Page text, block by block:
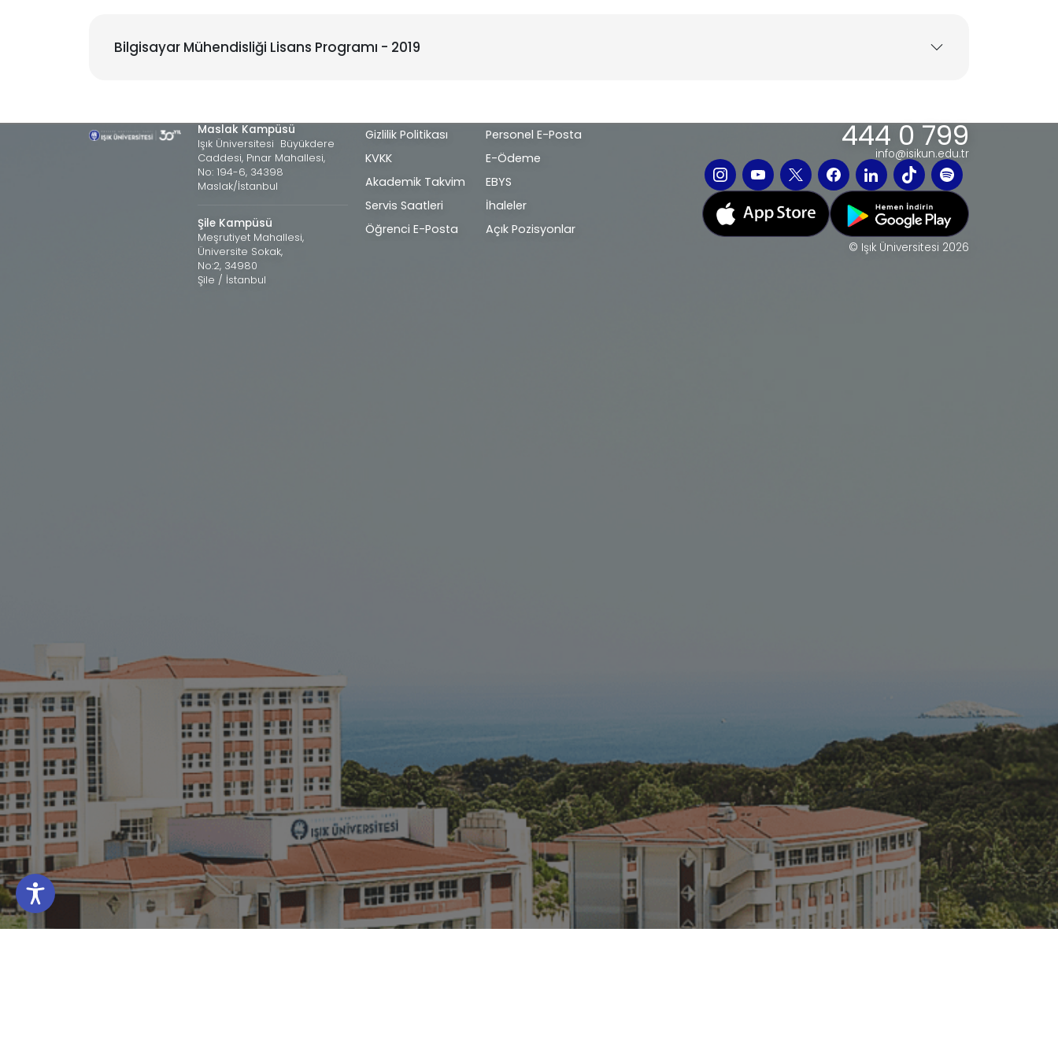
Bilgisayar Mühendisliği Lisans Programı - 2019
Maslak Kampüsü
Işık Üniversitesi Büyükdere
Caddesi, Pınar Mahallesi,
No: 194-6, 34398
Maslak/İstanbul
Şile Kampüsü
Meşrutiyet Mahallesi,
Üniversite Sokak,
No:2, 34980
Şile / İstanbul
Alt
bilgi
Gizlilik Politikası
KVKK
Akademik Takvim
Servis Saatleri
Öğrenci E-Posta
Personel E-Posta
E-Ödeme
EBYS
İhaleler
Açık Pozisyonlar
444 0 799
info@isikun.edu.tr
© Işık Üniversitesi 2026